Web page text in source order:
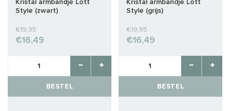
Kristal armbandje Lott
Style (zwart)
€19,95
€16,49
BESTEL
Kristal armbandje Lott
Style (grijs)
€19,95
€16,49
BESTEL